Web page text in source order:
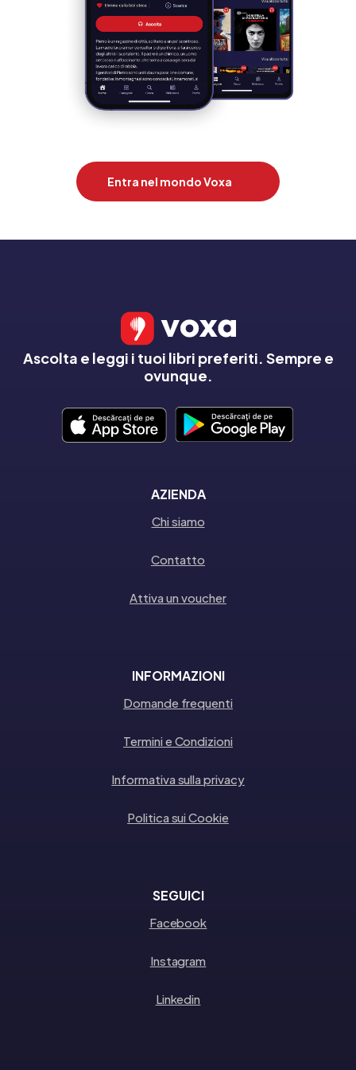
Entra nel mondo Voxa
Ascolta e leggi i tuoi libri preferiti. Sempre e
ovunque.
AZIENDA
Chi siamo
Contatto
Attiva un voucher
INFORMAZIONI
Domande frequenti
Termini e Condizioni
Informativa sulla privacy
Politica sui Cookie
SEGUICI
Facebook
Instagram
Linkedin